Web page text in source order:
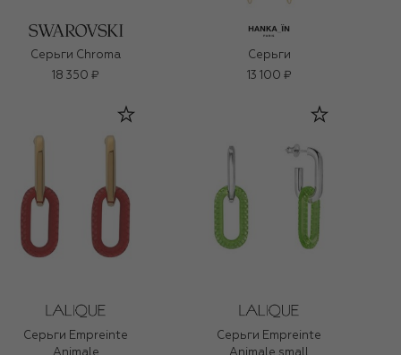
Серьги Chroma
18 350 ₽
Серьги
13 100 ₽
Серьги Empreinte
Animale
Серьги Empreinte
Animale small